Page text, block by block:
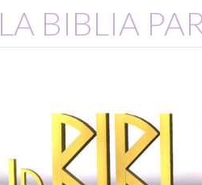
LA BIBLIA